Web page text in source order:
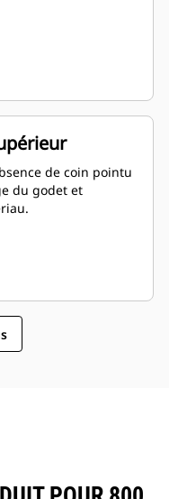
de coin pointu
du godet et